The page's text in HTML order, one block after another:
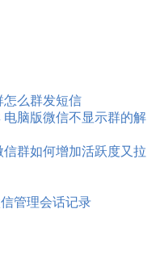
怎么群发短信
脑版微信不显示群的解
群如何增加活跃度又拉
管理会话记录